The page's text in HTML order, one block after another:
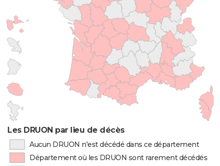
Les DRUON par lieu de décès
Aucun DRUON n'est décédé dans ce département
Département où les DRUON sont rarement décédés